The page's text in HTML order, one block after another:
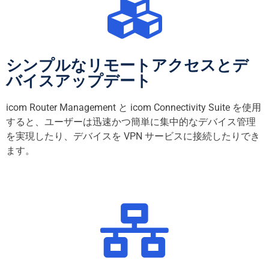
シンプルなリモートアクセスとデ
バイスアップデート
icom Router Management と icom Connectivity Suite を使用
すると、ユーザーは迅速かつ簡単に集中的なデバイス管理
を実現したり、デバイスを VPN サービスに接続したりでき
ます。